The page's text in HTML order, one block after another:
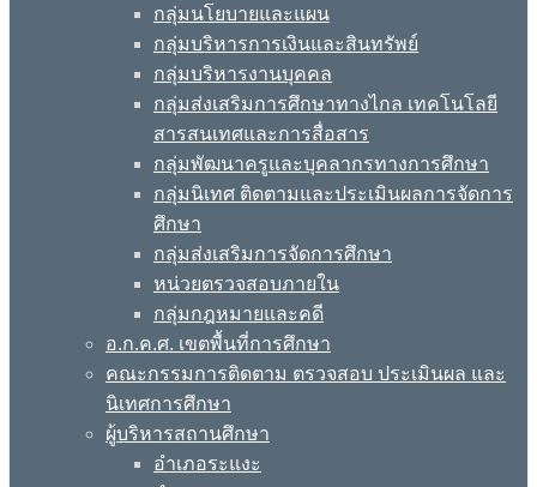
กลุ่มนโยบายและแผน
กลุ่มบริหารการเงินและสินทรัพย์
กลุ่มบริหารงานบุคคล
กลุ่มส่งเสริมการศึกษาทางไกล เทคโนโลยี
สารสนเทศและการสื่อสาร
กลุ่มพัฒนาครูและบุคลากรทางการศึกษา
กลุ่มนิเทศ ติดตามและประเมินผลการจัดการ
ศึกษา
กลุ่มส่งเสริมการจัดการศึกษา
หน่วยตรวจสอบภายใน
กลุ่มกฎหมายและคดี
อ.ก.ค.ศ. เขตพื้นที่การศึกษา
คณะกรรมการติดตาม ตรวจสอบ ประเมินผล และ
นิเทศการศึกษา
ผู้บริหารสถานศึกษา
อำเภอระแงะ